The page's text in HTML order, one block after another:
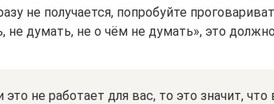
не получается, попробуйте
не думать, не о чём не думать», это
это не работает для вас, то это значит,